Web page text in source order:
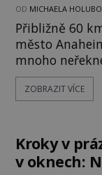
OD MICHAELA
Přibližně 60
město
mnoho
Disneyland, je hned jasno.
na poklidném
lidí ročně. A
ZOBRAZIT VÍCE
Kroky v
v oknech: